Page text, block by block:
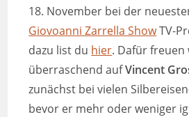
18. November bei der
Giovoanni Zarrella ShowTV-
dazu list du hier. Dafür freuen
überraschend aufVincent
zunächst bei vielen
bevor er mehr oder weniger